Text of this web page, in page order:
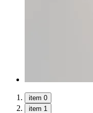
item 0
item 1